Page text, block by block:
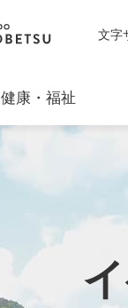
健康・福祉
文字